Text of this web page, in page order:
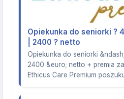
Opiekunka do seniorki ?
| 2400 ? netto
Opiekunka do seniorki
2400 &euro; netto + premia
Ethicus Care Premium